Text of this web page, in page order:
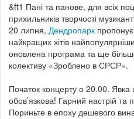
&ft1 Пані та панове, для всіх
прихильників творчості
20 липня, Дендропарк
найкращих хітів
оновлена програма та ще
колективу «Зроблено в СРСР».
Початок концерту о 20.00.
обов’язкова! Гарний настрій та
Пориньте в епоху дешевого